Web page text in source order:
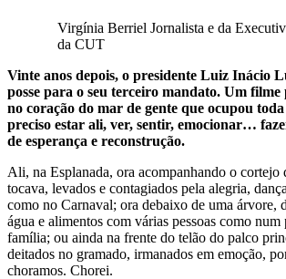
Virgínia Berriel Jornalista e da
da CUT
Vinte anos depois, o presidente Luiz Inácio
posse para o seu terceiro mandato. Um filme
no coração do mar de gente que ocupou
preciso estar ali, ver, sentir, emocionar…
de esperança e reconstrução.
Ali, na Esplanada, ora acompanhando o cortejo
tocava, levados e contagiados pela alegria,
como no Carnaval; ora debaixo de uma árvore,
água e alimentos com várias pessoas como
família; ou ainda na frente do telão do palco
deitados no gramado, irmanados em emoção,
choramos. Chorei.